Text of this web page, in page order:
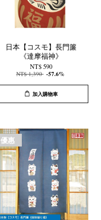
日本【コスモ】長門簾
《達摩福神》
NT$ 590
NT$ 1,390 -57.6%
加入購物車
優惠